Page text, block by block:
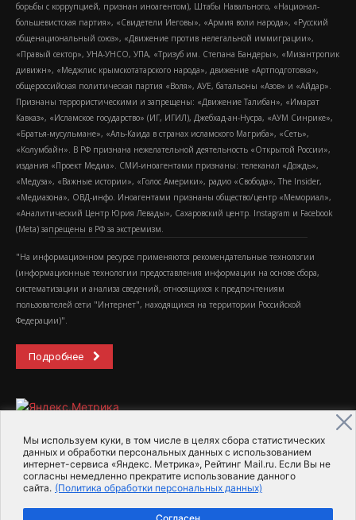
Мы используем куки, в том числе в целях сбора статистических
данных и обработки персональных данных с использованием
интернет-сервиса «Яндекс. Метрика», Рейтинг Mail.ru. Если Вы не
согласны немедленно прекратите использование данного
сайта. (Политика обработки персональных данных)
Согласен
борьбы с коррупцией, признан иноагентом), Штабы Навального, «Национал-
большевистская партия», «Свидетели Иеговы», «Армия воли народа», «Русский
общенациональный союз», «Движение против нелегальной иммиграции»,
«Правый сектор», УНА-УНСО, УПА, «Тризуб им. Степана Бандеры», «Мизантропик
дивижн», «Меджлис крымскотатарского народа», движение «Артподготовка»,
общероссийская политическая партия «Воля», АУЕ, батальоны «Азов» и «Айдар».
Признаны террористическими и запрещены: «Движение Талибан», «Имарат
Кавказ», «Исламское государство» (ИГ, ИГИЛ), Джебхад-ан-Нусра, «АУМ Синрике»,
«Братья-мусульмане», «Аль-Каида в странах исламского Магриба», «Сеть»,
«Колумбайн». В РФ признана нежелательной деятельность «Открытой России»,
издания «Проект Медиа». СМИ-иноагентами признаны: телеканал «Дождь»,
«Медуза», «Важные истории», «Голос Америки», радио «Свобода», The Insider,
«Медиазона», ОВД-инфо. Иноагентами признаны общество/центр «Мемориал»,
«Аналитический Центр Юрия Левады», Сахаровский центр. Instagram и Facebook
(Metа) запрещены в РФ за экстремизм.
"На информационном ресурсе применяются рекомендательные технологии
(информационные технологии предоставления информации на основе сбора,
систематизации и анализа сведений, относящихся к предпочтениям
пользователей сети "Интернет", находящихся на территории Российской
Федерации)".
Подробнее
2015-2026- Информационное агентство МедиаПоток
Для справки Об издании
Пользовательское соглашение